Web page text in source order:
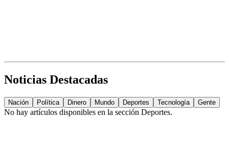
Noticias Destacadas
Nación Política Dinero Mundo Deportes Tecnología Gente
No hay artículos disponibles en la sección Deportes.